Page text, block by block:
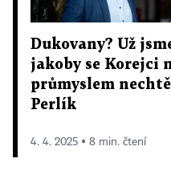
Dukovany? Už
jakoby se Korejci
průmyslem
Perlík
4. 4. 2025 ▪ 8 min. čtení